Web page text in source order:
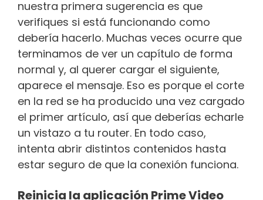
nuestra primera sugerencia es que
verifiques si está funcionando como
debería hacerlo. Muchas veces ocurre que
terminamos de ver un capítulo de forma
normal y, al querer cargar el siguiente,
aparece el mensaje. Eso es porque el corte
en la red se ha producido una vez cargado
el primer artículo, así que deberías echarle
un vistazo a tu router. En todo caso,
intenta abrir distintos contenidos hasta
estar seguro de que la conexión funciona.
Reinicia la aplicación Prime Video